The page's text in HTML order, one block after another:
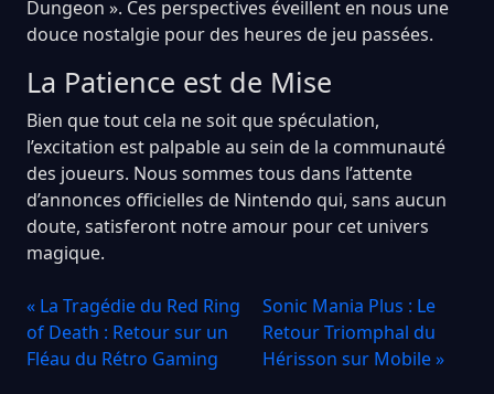
Dungeon ». Ces perspectives éveillent en nous une
douce nostalgie pour des heures de jeu passées.
La Patience est de Mise
Bien que tout cela ne soit que spéculation,
l’excitation est palpable au sein de la communauté
des joueurs. Nous sommes tous dans l’attente
d’annonces officielles de Nintendo qui, sans aucun
doute, satisferont notre amour pour cet univers
magique.
« La Tragédie du Red Ring
of Death : Retour sur un
Fléau du Rétro Gaming
Sonic Mania Plus : Le
Retour Triomphal du
Hérisson sur Mobile »